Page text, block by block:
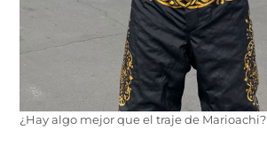
¿Hay algo mejor que el traje de Marioachi?